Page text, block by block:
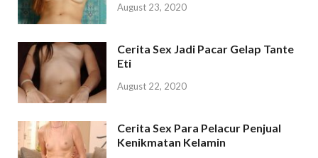
August 23, 2020
Cerita Sex Jadi Pacar Gelap Tante
Eti
August 22, 2020
Cerita Sex Para Pelacur Penjual
Kenikmatan Kelamin